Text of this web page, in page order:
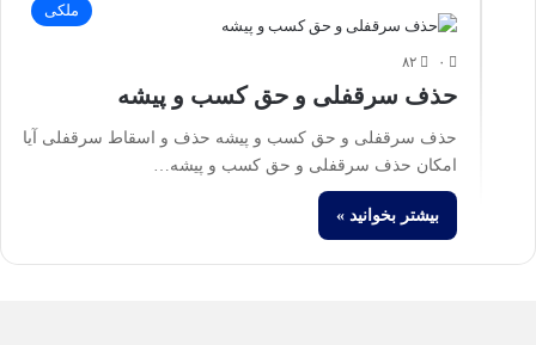
ملکی
۰ ۸۲
حذف سرقفلی و حق کسب و پیشه
حذف سرقفلی و حق کسب و پیشه حذف و اسقاط سرقفلی آیا
امکان حذف سرقفلی و حق کسب و پیشه…
بیشتر بخوانید »